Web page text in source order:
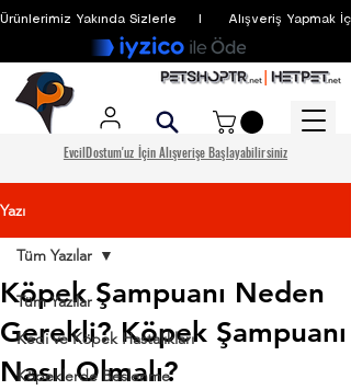
Ürünlerimiz Yakında Sizlerle     I      Alışveriş
EvcilDostum'uz İçin Alışverişe Başlayabilirsiniz
Yazı
Tüm Yazılar
Kedi ve Köpek Hastalıkları
Köpeklerde Beslenme
Tüm Yazılar
Köpek Şampuanı Neden
Gerekli? Köpek Şampuanı
Nasıl Olmalı?